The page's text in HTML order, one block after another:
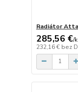
Radiátor
285,56 €/
232,16 € bez